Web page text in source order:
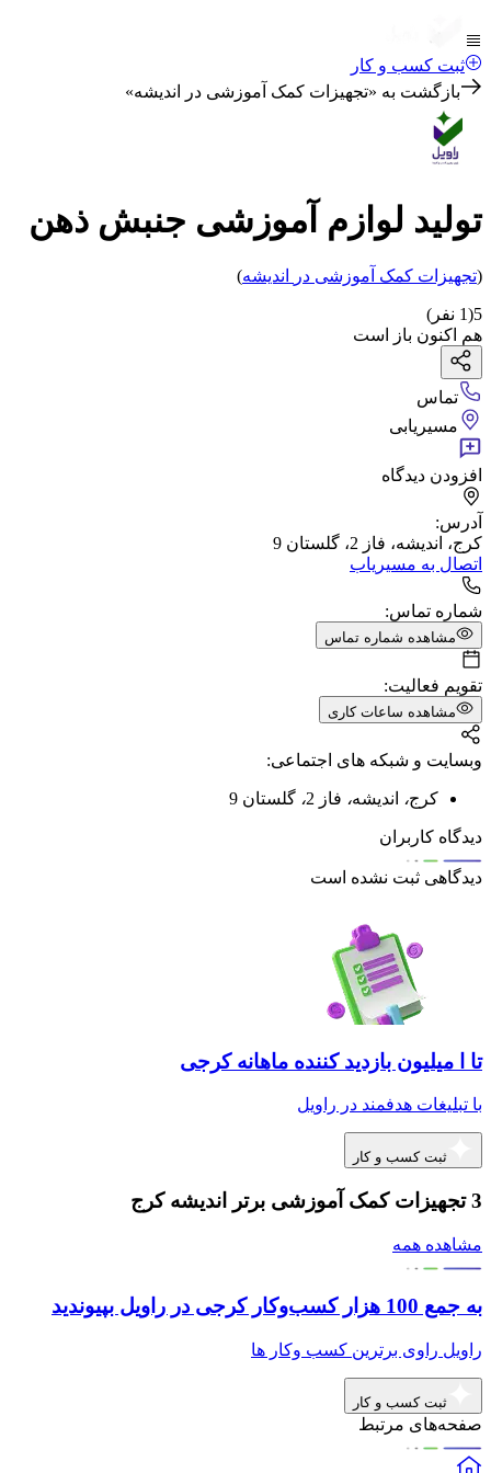
ثبت کسب و کار
بازگشت به «تجهیزات کمک آموزشی در اندیشه»
تولید لوازم آموزشی جنبش ذهن
(تجهیزات کمک آموزشی در اندیشه)
5
(
1 نفر)
هم اکنون باز است
تماس
مسیریابی
افزودن دیدگاه
آدرس:
کرج، اندیشه، فاز 2، گلستان 9
اتصال به مسیریاب
شماره تماس:
مشاهده شماره تماس
تقویم فعالیت:
مشاهده ساعات کاری
وبسایت و شبکه های اجتماعی:
کرج، اندیشه، فاز 2 ، گلستان 9
دیدگاه کاربران
دیدگاهی ثبت نشده است
تا ا میلیون بازدید کننده ماهانه کرجی
با تبلیغات هدفمند در راویل
ثبت کسب و کار
3 تجهیزات کمک آموزشی برتر اندیشه کرج
مشاهده همه
به جمع 100 هزار کسب‌وکار کرجی در راویل بپیوندید
راویل راوی برترین کسب وکار ها
ثبت کسب و کار
صفحه‌های مرتبط